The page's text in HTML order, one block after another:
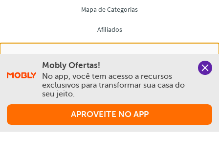
Comprar
experiência na Mobly. Quando você navega no nosso site,
aceita esta condição
Política de Privacidade e Cookies
Mobly Ofertas!
No app, você tem acesso a recursos
exclusivos para transformar sua casa do
seu jeito.
APROVEITE NO APP